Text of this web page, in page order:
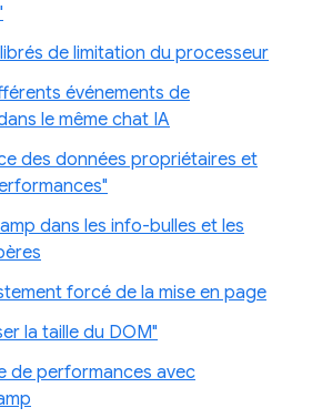
de limitation du processeur
événements de
le même chat IA
des données propriétaires et
dans les info-bulles et les
forcé de la mise en page
la taille du DOM"
de performances avec